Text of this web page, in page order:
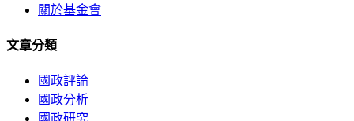
關於基金會
文章分類
國政評論
國政分析